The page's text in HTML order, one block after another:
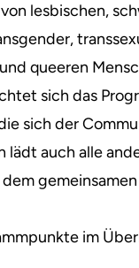
lesbischen,
queeren
sich das
sich der
lädt auch alle
im